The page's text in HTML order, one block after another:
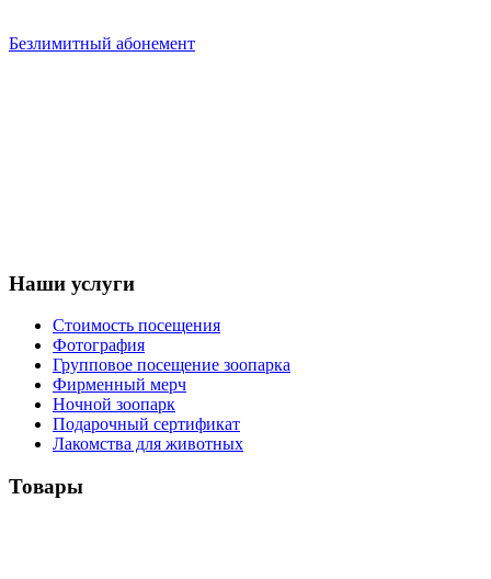
Безлимитный абонемент
Наши услуги
Стоимость посещения
Фотография
Групповое посещение зоопарка
Фирменный мерч
Ночной зоопарк
Подарочный сертификат
Лакомства для животных
Товары